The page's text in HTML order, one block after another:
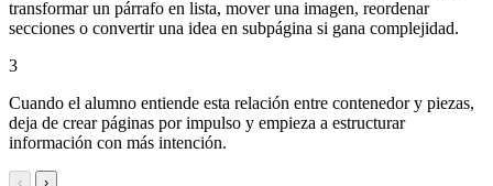
transformar un párrafo en lista, mover una imagen, reordenar
secciones o convertir una idea en subpágina si gana complejidad.
3
Cuando el alumno entiende esta relación entre contenedor y piezas,
deja de crear páginas por impulso y empieza a estructurar
información con más intención.
‹ ›